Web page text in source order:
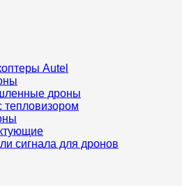
Autel
дроны
тепловизором
сигнала для дронов